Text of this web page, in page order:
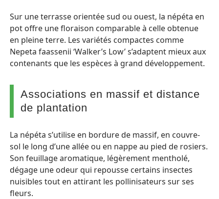
Sur une terrasse orientée sud ou ouest, la népéta en
pot offre une floraison comparable à celle obtenue
en pleine terre. Les variétés compactes comme
Nepeta faassenii ‘Walker’s Low’ s’adaptent mieux aux
contenants que les espèces à grand développement.
Associations en massif et distance
de plantation
La népéta s’utilise en bordure de massif, en couvre-
sol le long d’une allée ou en nappe au pied de rosiers.
Son feuillage aromatique, légèrement mentholé,
dégage une odeur qui repousse certains insectes
nuisibles tout en attirant les pollinisateurs sur ses
fleurs.